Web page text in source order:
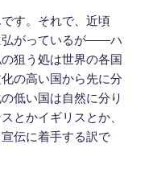
す。それで、近頃
弘がっているが――ハ
狙う処は世界の各国
の高い国から先に分
低い国は自然に分り
とかイギリスとか、
伝に着手する訳で